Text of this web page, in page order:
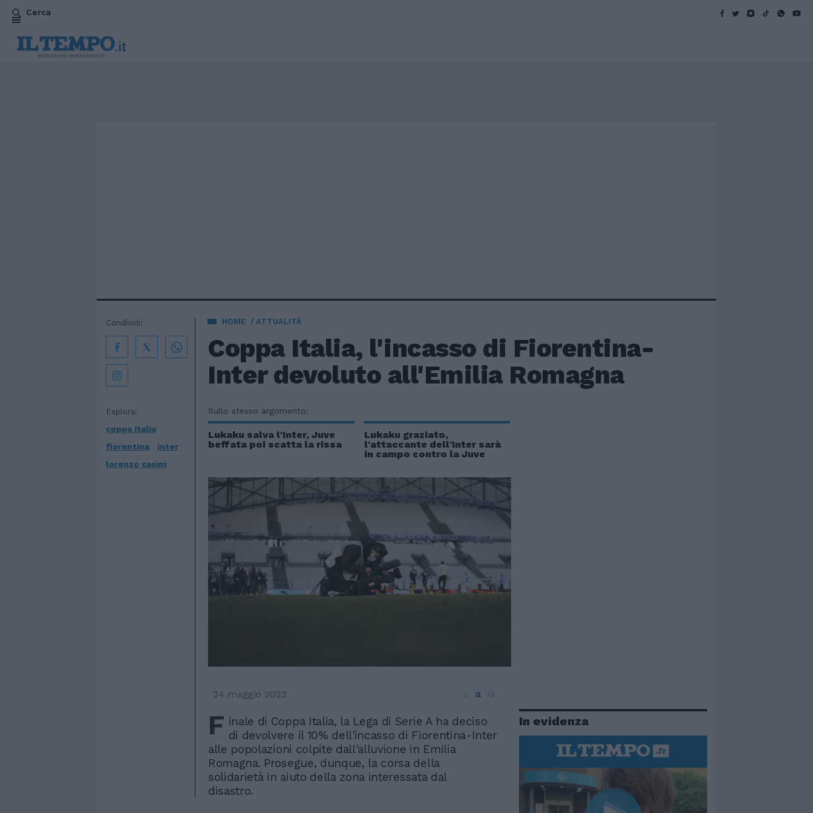
Cerca
HOME ATTUALITÀ
Coppa Italia, l'incasso di Fiorentina-
Inter devoluto all'Emilia Romagna
Esplora:
coppa italia
fiorentina
inter
lorenzo casini
Condividi:
Sullo stesso argomento:
Lukaku salva l'Inter, Juve
beffata poi scatta la rissa
Lukaku graziato,
l'attaccante dell'Inter sarà
in campo contro la Juve
24 maggio 2023 a
F inale di Coppa Italia, la Lega di Serie A ha deciso
di devolvere il 10% dell'incasso di Fiorentina-Inter
alle popolazioni colpite dall'alluvione in Emilia
Romagna. Prosegue, dunque, la corsa della
solidarietà in aiuto della zona interessata dal
disastro.
In evidenza